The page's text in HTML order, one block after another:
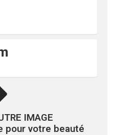
IMAGE
pour votre beauté